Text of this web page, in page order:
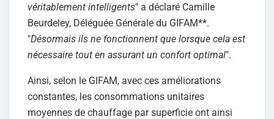
véritablement intelligents" a déclaré Camille
Beurdeley, Déléguée Générale du GIFAM**.
"Désormais ils ne fonctionnent que lorsque cela est
nécessaire tout en assurant un confort optimal".
Ainsi, selon le GIFAM, avec ces améliorations
constantes, les consommations unitaires
moyennes de chauffage par superficie ont ainsi